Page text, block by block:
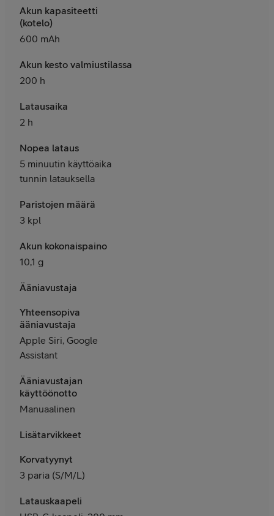
Akun kapasiteetti
(kotelo)
600 mAh
Akun kesto valmiustilassa
200 h
Latausaika
2 h
Nopea lataus
5 minuutin käyttöaika
tunnin latauksella
Paristojen määrä
3 kpl
Akun kokonaispaino
10,1 g
Ääniavustaja
Yhteensopiva
ääniavustaja
Apple Siri, Google
Assistant
Ääniavustajan
käyttöönotto
Manuaalinen
Lisätarvikkeet
Korvatyynyt
3 paria (S/M/L)
Latauskaapeli